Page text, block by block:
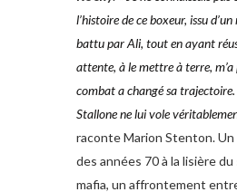
l’histoire de ce boxeur, issu
battu par Ali, tout en ayant
attente, à le mettreà terre, m’a
combata changé sa
Stallone ne lui vole
raconte Marion Stenton. Un
des années 70 à la lisière
mafia, un affrontement